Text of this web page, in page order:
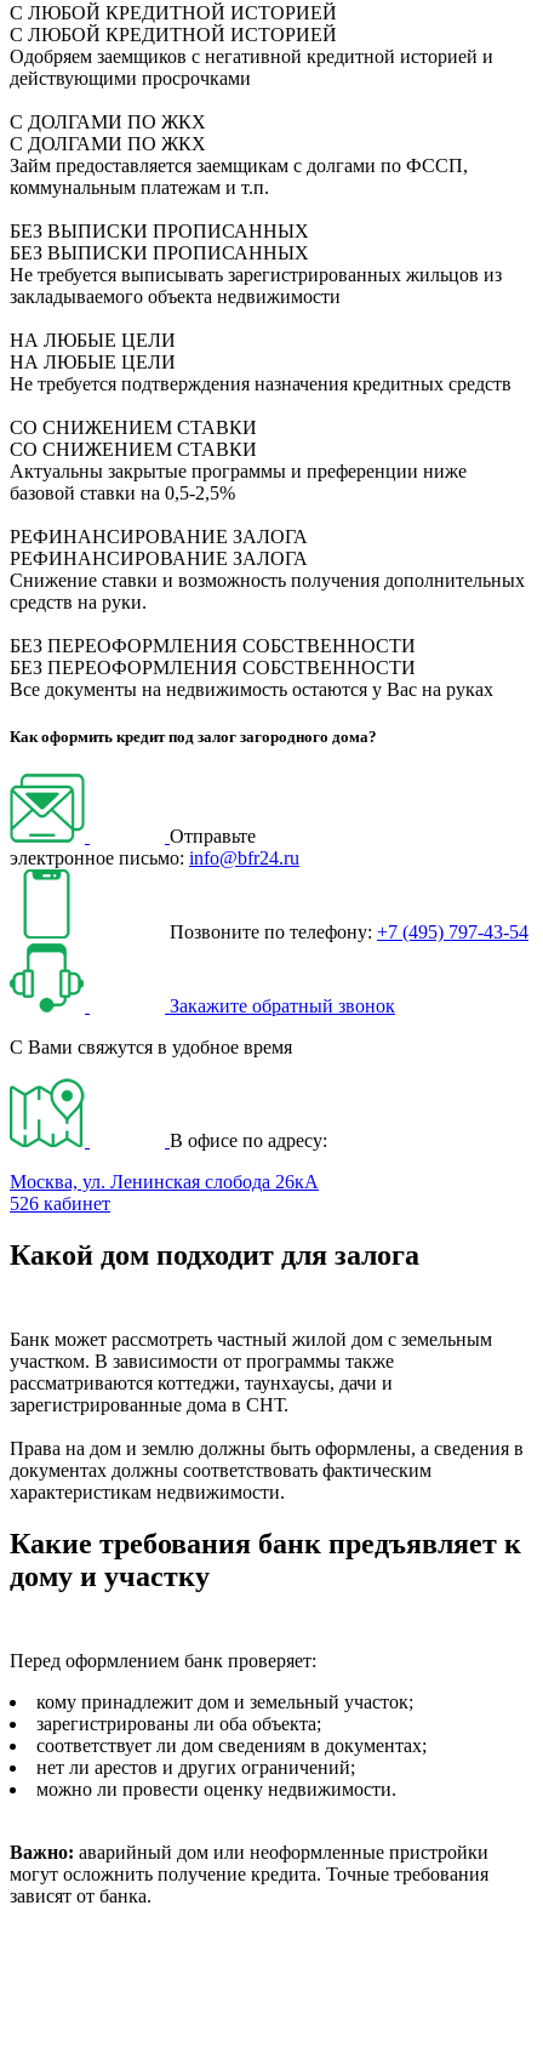
С ЛЮБОЙ КРЕДИТНОЙ ИСТОРИЕЙ
С ЛЮБОЙ КРЕДИТНОЙ ИСТОРИЕЙ
Одобряем заемщиков с негативной кредитной историей и
действующими просрочками
С ДОЛГАМИ ПО ЖКХ
С ДОЛГАМИ ПО ЖКХ
Займ предоставляется заемщикам с долгами по ФССП,
коммунальным платежам и т.п.
БЕЗ ВЫПИСКИ ПРОПИСАННЫХ
БЕЗ ВЫПИСКИ ПРОПИСАННЫХ
Не требуется выписывать зарегистрированных жильцов из
закладываемого объекта недвижимости
НА ЛЮБЫЕ ЦЕЛИ
НА ЛЮБЫЕ ЦЕЛИ
Не требуется подтверждения назначения кредитных средств
СО СНИЖЕНИЕМ СТАВКИ
СО СНИЖЕНИЕМ СТАВКИ
Актуальны закрытые программы и преференции ниже
базовой ставки на 0,5-2,5%
РЕФИНАНСИРОВАНИЕ ЗАЛОГА
РЕФИНАНСИРОВАНИЕ ЗАЛОГА
Снижение ставки и возможность получения дополнительных
средств на руки.
БЕЗ ПЕРЕОФОРМЛЕНИЯ СОБСТВЕННОСТИ
БЕЗ ПЕРЕОФОРМЛЕНИЯ СОБСТВЕННОСТИ
Все документы на недвижимость остаются у Вас на руках
Как оформить кредит под залог загородного дома?
Отправьте
электронное письмо: info@bfr24.ru
Позвоните по телефону: +7 (495) 797-43-54
Закажите обратный звонок
С Вами свяжутся в удобное время
В офисе по адресу:
Москва, ул. Ленинская слобода 26кА
526 кабинет
Какой дом подходит для залога
Банк может рассмотреть частный жилой дом с земельным
участком. В зависимости от программы также
рассматриваются коттеджи, таунхаусы, дачи и
зарегистрированные дома в СНТ.
Права на дом и землю должны быть оформлены, а сведения в
документах должны соответствовать фактическим
характеристикам недвижимости.
Какие требования банк предъявляет к
дому и участку
Перед оформлением банк проверяет:
кому принадлежит дом и земельный участок;
зарегистрированы ли оба объекта;
соответствует ли дом сведениям в документах;
нет ли арестов и других ограничений;
можно ли провести оценку недвижимости.
Важно: аварийный дом или неоформленные пристройки
могут осложнить получение кредита. Точные требования
зависят от банка.